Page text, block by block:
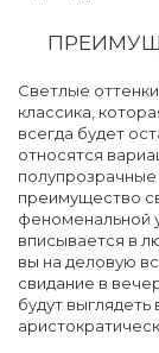
Светлые
классика,
всегда будет
относятся
преимущество
феноменальной
вписывается в
вы на деловую
свидание в
будут